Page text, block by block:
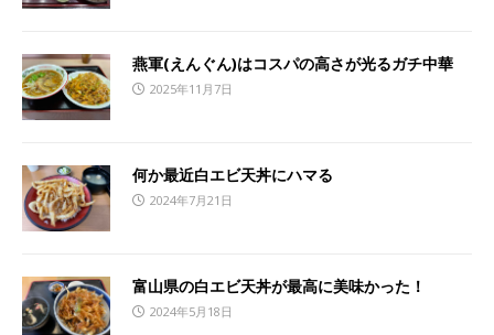
燕軍(えんぐん)はコスパの高さが光るガチ中華
2025年11月7日
何か最近白エビ天丼にハマる
2024年7月21日
富山県の白エビ天丼が最高に美味かった！
2024年5月18日